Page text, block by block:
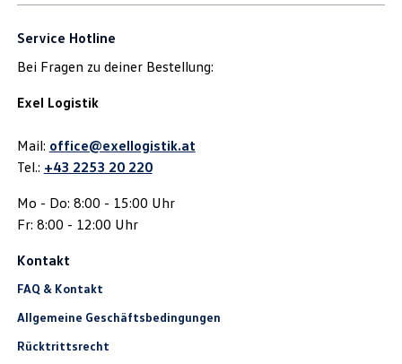
Service Hotline
Bei Fragen zu deiner Bestellung:
Exel Logistik
Mail: office@exellogistik.at
Tel.: +43 2253 20 220
Mo - Do: 8:00 - 15:00 Uhr
Fr: 8:00 - 12:00 Uhr
Kontakt
FAQ & Kontakt
Allgemeine Geschäftsbedingungen
Rücktrittsrecht